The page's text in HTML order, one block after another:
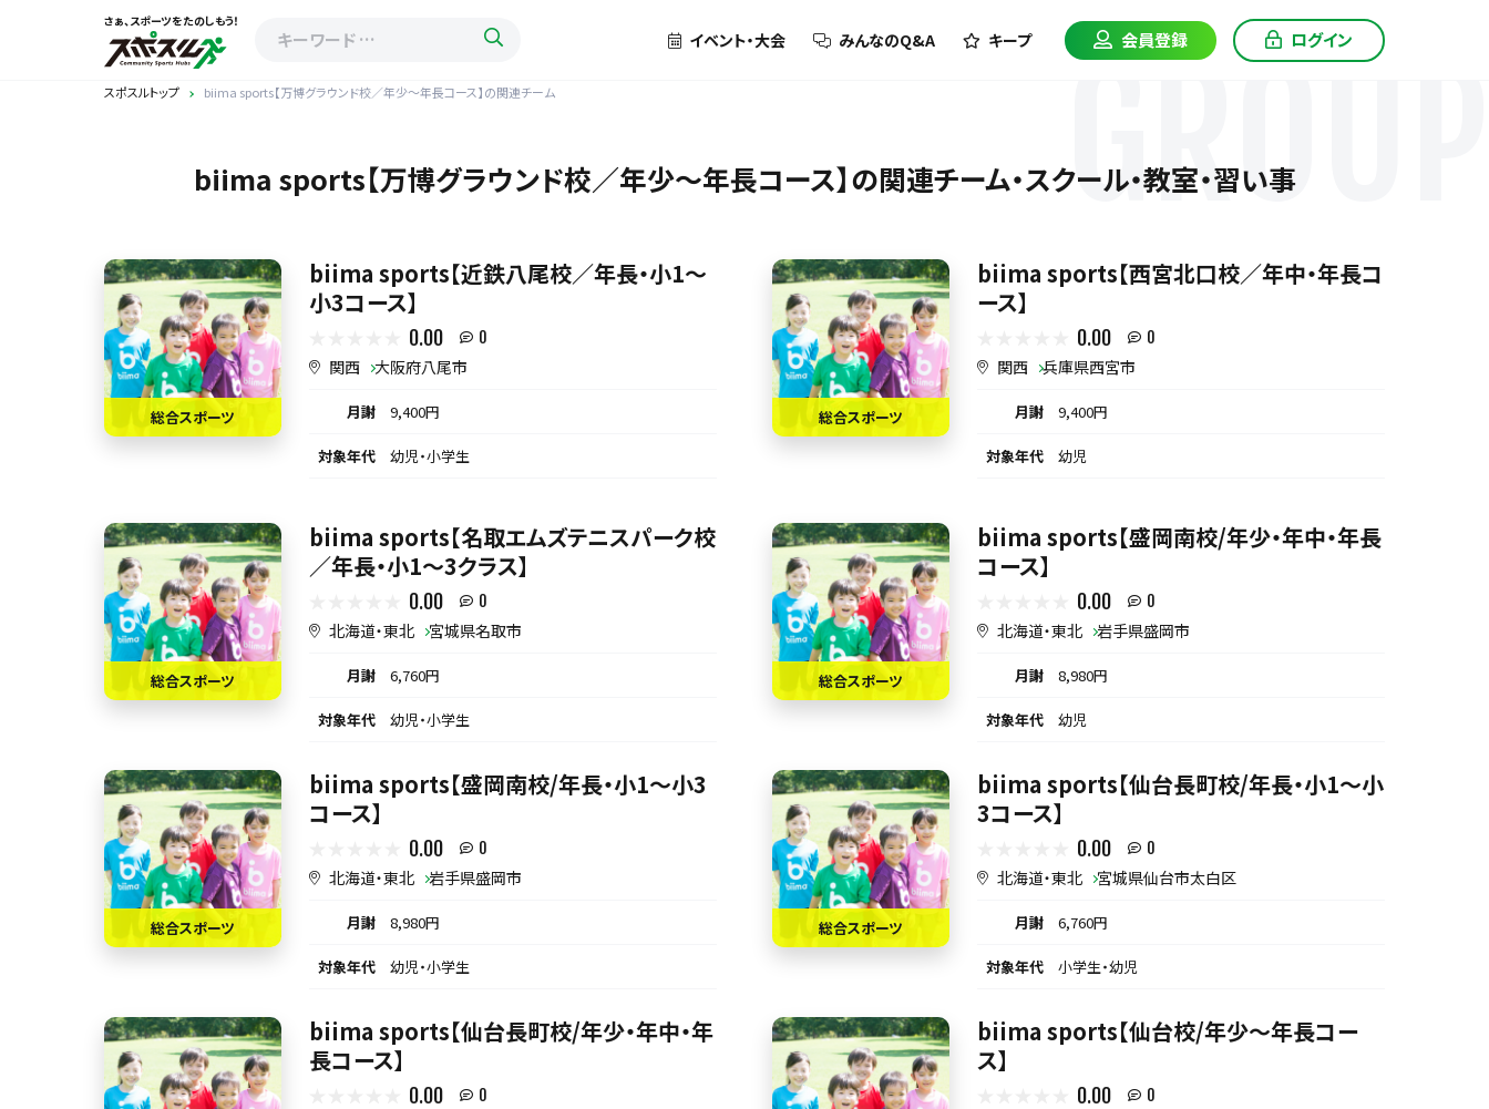
さぁ、スポーツをたのしもう！
イベント・大会 みんなのQ&A キープ 会員登録 ログイン
スポスルトップ biima sports【万博グラウンド校／年少～年長コース】の関連チーム
biima sports【万博グラウンド校／年少～年長コース】の関連チーム・スクール・教室・習い事
GROUP
総合スポーツ
biima sports【近鉄八尾校／年長・小1〜
小3コース】
0.00 0
関西 大阪府八尾市
月謝 9,400円
対象年代 幼児・小学生
総合スポーツ
biima sports【西宮北口校／年中・年長コ
ース】
0.00 0
関西 兵庫県西宮市
月謝 9,400円
対象年代 幼児
総合スポーツ
biima sports【名取エムズテニスパーク校
／年長・小1〜3クラス】
0.00 0
北海道・東北 宮城県名取市
月謝 6,760円
対象年代 幼児・小学生
総合スポーツ
biima sports【盛岡南校/年少・年中・年長
コース】
0.00 0
北海道・東北 岩手県盛岡市
月謝 8,980円
対象年代 幼児
総合スポーツ
biima sports【盛岡南校/年長・小1～小3
コース】
0.00 0
北海道・東北 岩手県盛岡市
月謝 8,980円
対象年代 幼児・小学生
総合スポーツ
biima sports【仙台長町校/年長・小1～小
3コース】
0.00 0
北海道・東北 宮城県仙台市太白区
月謝 6,760円
対象年代 小学生・幼児
biima sports【仙台長町校/年少・年中・年
長コース】
0.00 0
biima sports【仙台校/年少〜年長コー
ス】
0.00 0